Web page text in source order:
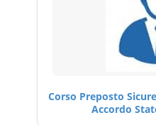
Corso Preposto
Accordo